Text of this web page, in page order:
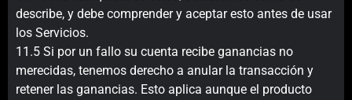
describe, y debe comprender y aceptar esto antes de usar
los Servicios.
11.5 Si por un fallo su cuenta recibe ganancias no
merecidas, tenemos derecho a anular la transacción y
retener las ganancias. Esto aplica aunque el producto